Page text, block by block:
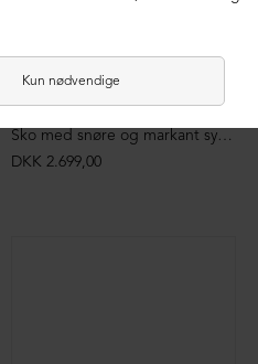
Sko med snøre og markant syning
DKK 2.699,00